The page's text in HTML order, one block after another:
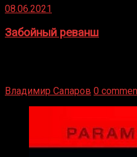
08.06.2021
Забойный реванш
Владимир Сапаров 0